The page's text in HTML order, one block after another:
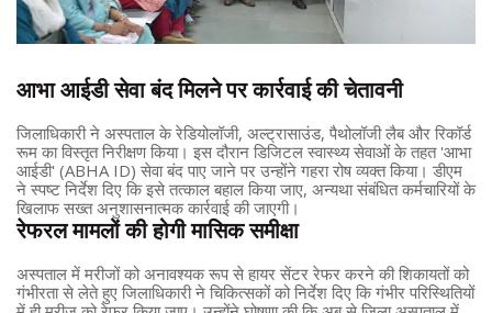
आभा आईडी सेवा बंद मिलने पर कार्रवाई की चेतावनी
जिलाधिकारी ने अस्पताल के रेडियोलॉजी, अल्ट्रासाउंड, पैथोलॉजी लैब और रिकॉर्ड
रूम का विस्तृत निरीक्षण किया। इस दौरान डिजिटल स्वास्थ्य सेवाओं के तहत 'आभा
आईडी' (ABHA ID) सेवा बंद पाए जाने पर उन्होंने गहरा रोष व्यक्त किया। डीएम
ने स्पष्ट निर्देश दिए कि इसे तत्काल बहाल किया जाए, अन्यथा संबंधित कर्मचारियों के
खिलाफ सख्त अनुशासनात्मक कार्रवाई की जाएगी।
रेफरल मामलों की होगी मासिक समीक्षा
अस्पताल में मरीजों को अनावश्यक रूप से हायर सेंटर रेफर करने की शिकायतों को
गंभीरता से लेते हुए जिलाधिकारी ने चिकित्सकों को निर्देश दिए कि गंभीर परिस्थितियों